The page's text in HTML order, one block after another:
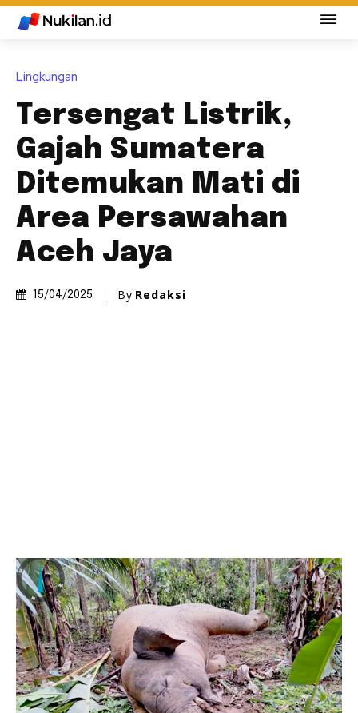
Lingkungan
Tersengat Listrik,
Gajah Sumatera
Ditemukan Mati di
Area Persawahan
Aceh Jaya
15/04/2025 By Redaksi